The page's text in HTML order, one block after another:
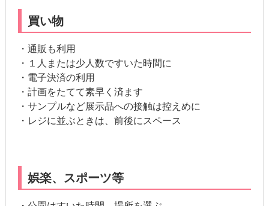
買い物
・通販も利用
・１人または少人数ですいた時間に
・電子決済の利用
・計画をたてて素早く済ます
・サンプルなど展示品への接触は控えめに
・レジに並ぶときは、前後にスペース
娯楽、スポーツ等